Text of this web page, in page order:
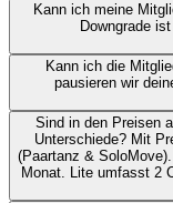
Kann ich meine
Downgrade
Kann ich die
pausieren wir
Sind in den Preisen
Unterschiede? Mit
(Paartanz &
Monat. Lite umfasst 2